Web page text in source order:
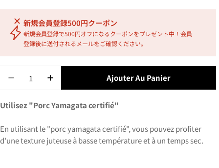
新規会員登録500円クーポン
新規会員登録で500円オフになるクーポンをプレゼント中！会員
登録後に送付されるメールをご確認ください。
Ajouter Au Panier
Utilisez "Porc Yamagata certifié"
En utilisant le "porc yamagata certifié", vous pouvez profiter
d'une texture juteuse à basse température et à un temps sec.